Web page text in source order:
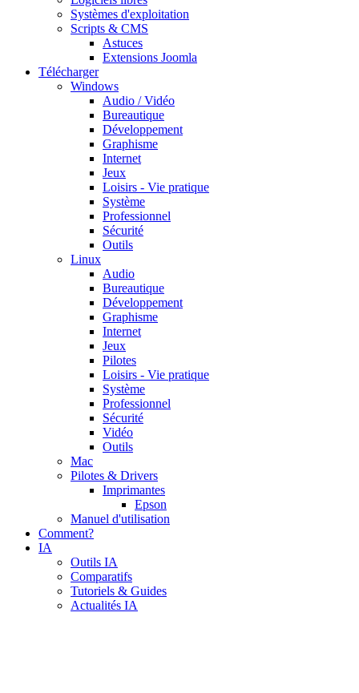
Systèmes d'exploitation
Scripts & CMS
Astuces
Extensions Joomla
Télécharger
Windows
Audio / Vidéo
Bureautique
Développement
Graphisme
Internet
Jeux
Loisirs - Vie pratique
Système
Professionnel
Sécurité
Outils
Linux
Audio
Bureautique
Développement
Graphisme
Internet
Jeux
Pilotes
Loisirs - Vie pratique
Système
Professionnel
Sécurité
Vidéo
Outils
Mac
Pilotes & Drivers
Imprimantes
Epson
Manuel d'utilisation
Comment?
IA
Outils IA
Comparatifs
Tutoriels & Guides
Actualités IA